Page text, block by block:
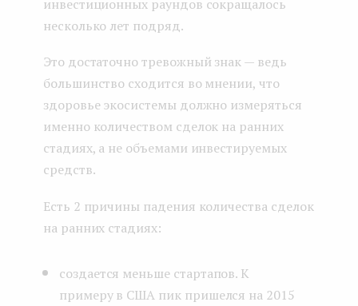
инвестиционных раундов сокращалось
несколько лет подряд.
Это достаточно тревожный знак — ведь
большинство сходится во мнении, что
здоровье экосистемы должно измеряться
именно количеством сделок на ранних
стадиях, а не объемами инвестируемых
средств.
Есть 2 причины падения количества сделок
на ранних стадиях:
создается меньше стартапов. К
примеру в США пик пришелся на 2015